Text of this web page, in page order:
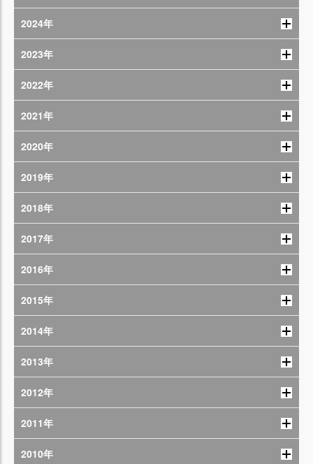
2024年
2023年
2022年
2021年
2020年
2019年
2018年
2017年
2016年
2015年
2014年
2013年
2012年
2011年
2010年